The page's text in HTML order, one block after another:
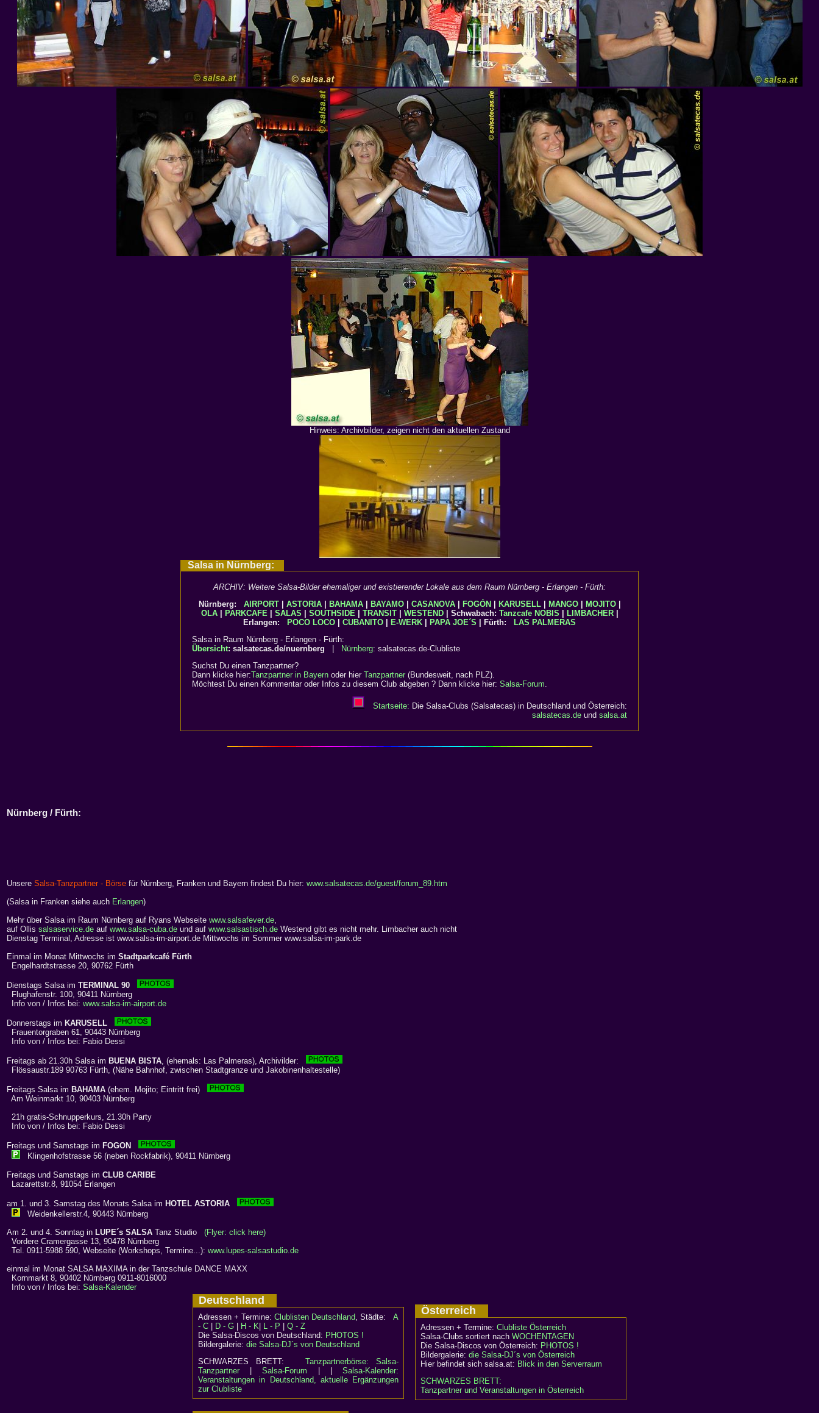
Hinweis: Archivbilder, zeigen nicht den aktuellen Zustand
Salsa in Nürnberg:
ARCHIV: Weitere Salsa-Bilder ehemaliger und existierender Lokale aus dem Raum Nürnberg - Erlangen - Fürth:
Nürnberg: AIRPORT| ASTORIA| BAHAMA| BAYAMO| CASANOVA| FOGÓN| KARUSELL| MANGO| MOJITO|
OLA| PARKCAFE | SALAS | SOUTHSIDE | TRANSIT| WESTEND| Schwabach: Tanzcafe NOBIS | LIMBACHER|
Erlangen: POCO LOCO | CUBANITO | E-WERK | PAPA JOE´S | Fürth: LAS PALMERAS
Salsa in Raum Nürnberg - Erlangen - Fürth:
Übersicht: salsatecas.de/nuernberg | Nürnberg: salsatecas.de-Clubliste
Suchst Du einen Tanzpartner?
Dann klicke hier:Tanzpartner in Bayern oder hier Tanzpartner(Bundesweit, nach PLZ).
Möchtest Du einen Kommentar oder Infos zu diesem Club abgeben ? Dann klicke hier: Salsa-Forum
Startseite: Die Salsa-Clubs (Salsatecas) in Deutschland und Österreich:
salsatecas.de und salsa.at
Nürnberg / Fürth:
Unsere Salsa-Tanzpartner - Börse für Nürnberg, Franken und Bayern findest Du hier: www.salsatecas.de/guest/forum_89.htm
(Salsa in Franken siehe auch Erlangen)
Mehr über Salsa im Raum Nürnberg auf Ryans Webseite www.salsafever.de
auf Ollis salsaservice.de auf www.salsa-cuba.de und auf www.salsastisch.de Westend gibt es nicht mehr. Limbacher auch nicht
Dienstag Terminal, Adresse ist www.salsa-im-airport.de Mittwochs im Sommer www.salsa-im-park.de
Einmal im Monat Mittwochs im Stadtparkcafé Fürth
Engelhardtstrasse 20, 90762 Fürth
Dienstags Salsa im TERMINAL 90
Flughafenstr. 100, 90411 Nürnberg
Info von / Infos bei: www.salsa-im-airport.de
Donnerstags im KARUSELL
Frauentorgraben 61, 90443 Nürnberg
Info von / Infos bei: Fabio Dessi
Freitags ab 21.30h Salsa im BUENA BISTA , (ehemals: Las Palmeras), Archivilder:
Flössaustr.189 90763 Fürth, (Nähe Bahnhof, zwischen Stadtgranze und Jakobinenhaltestelle)
Freitags Salsa im BAHAMA (ehem. Mojito; Eintritt frei)
Am Weinmarkt 10, 90403 Nürnberg
21h gratis-Schnupperkurs, 21.30h Party
Info von / Infos bei: Fabio Dessi
Freitags und Samstags im FOGON
Klingenhofstrasse 56 (neben Rockfabrik), 90411 Nürnberg
Freitags und Samstags im CLUB CARIBE
Lazarettstr.8, 91054 Erlangen
am 1. und 3. Samstag des Monats Salsa im HOTEL ASTORIA
Weidenkellerstr.4, 90443 Nürnberg
Am 2. und 4. Sonntag in LUPE´s SALSA Tanz Studio (Flyer: click here)
Vordere Cramergasse 13, 90478 Nürnberg
Tel. 0911-5988 590, Webseite (Workshops, Termine...): www.lupes-salsastudio.de
einmal im Monat SALSA MAXIMA in der Tanzschule DANCE MAXX
Kornmarkt 8, 90402 Nürnberg 0911-8016000
Info von / Infos bei: Salsa-Kalender
Deutschland
Adressen + Termine: Clublisten Deutschland , Städte: A
- C | D - G | H - K| L - P | Q - Z
Die Salsa-Discos von Deutschland: PHOTOS !
Bildergalerie: die Salsa-DJ´s von Deutschland
SCHWARZES BRETT:Tanzpartnerbörse: Salsa-
Tanzpartner|Salsa-Forum | |Salsa-Kalender:
Veranstaltungen in Deutschland, aktuelle Ergänzungen
zur Clubliste
Österreich
Adressen + Termine: Clubliste Österreich
Salsa-Clubs sortiert nach WOCHENTAGEN
Die Salsa-Discos von Österreich: PHOTOS !
Bildergalerie: die Salsa-DJ´s von Österreich
Hier befindet sich salsa.at: Blick in den Serverraum
SCHWARZES BRETT:
Tanzpartner und Veranstaltungen in Österreich